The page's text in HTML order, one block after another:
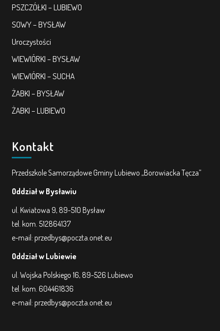
PSZCZÓŁKI – LUBIEWO
SOWY – BYSŁAW
Uroczystości
WIEWIÓRKI – BYSŁAW
WIEWIÓRKI – SUCHA
ŻABKI – BYSŁAW
ŻABKI – LUBIEWO
Kontakt
Przedszkole Samorządowe Gminy Lubiewo „Borowiacka Tęcza”
Oddział w Bysławiu
ul. Kwiatowa 9, 89-510 Bysław
tel. kom. 512864137
e-mail: przedbys@poczta.onet.eu
Oddział w Lubiewie
ul. Wojska Polskiego 16, 89-526 Lubiewo
tel. kom. 604461836
e-mail: przedbys@poczta.onet.eu